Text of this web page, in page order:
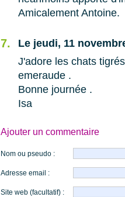
Amicalement Antoine.
7.
Le jeudi, 11
J'adore les chats
emeraude .
Bonne journée .
Isa
Ajouter un commentaire
Nom ou pseudo :
Adresse email :
Site web (facultatif) :